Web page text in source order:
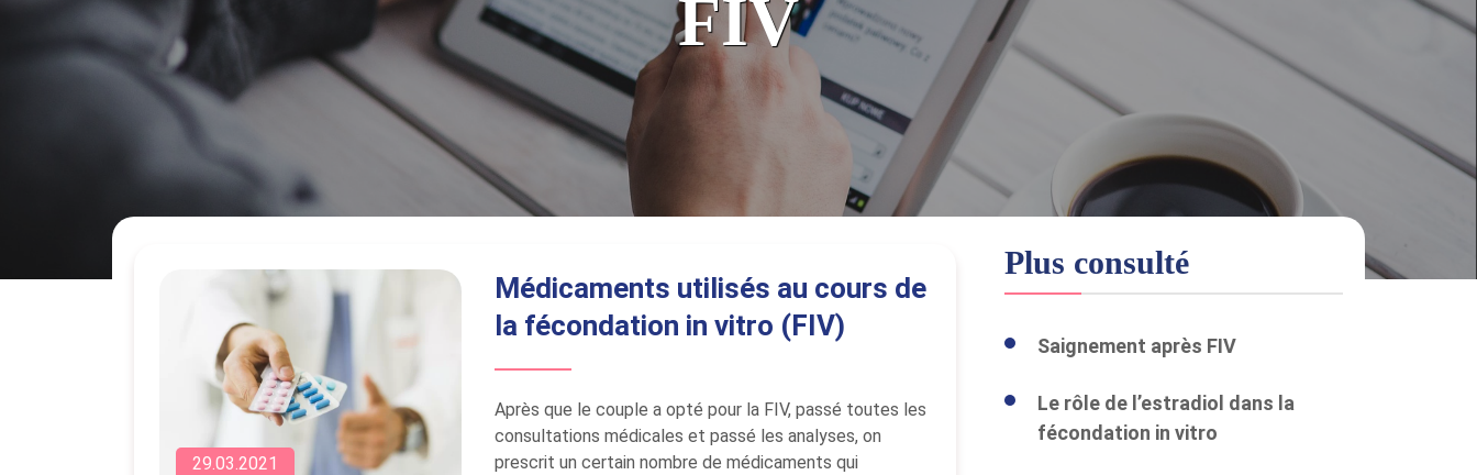
FIV
29.03.2021
Médicaments utilisés au cours de
la fécondation in vitro (FIV)
Après que le couple a opté pour la FIV, passé toutes les
consultations médicales et passé les analyses, on
prescrit un certain nombre de médicaments qui
Plus consulté
Saignement après FIV
Le rôle de l’estradiol dans la
fécondation in vitro